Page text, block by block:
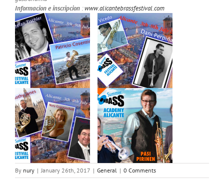
Informacion e inscripcion :www.alicantebrassfestival.com
By nury | January 26th, 2017 | General | 0 Comments